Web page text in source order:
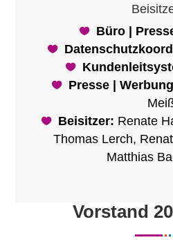
Büro |
Presse |
Beisitzer: Renate
Thomas Lerch,
Matthias
Vorstand